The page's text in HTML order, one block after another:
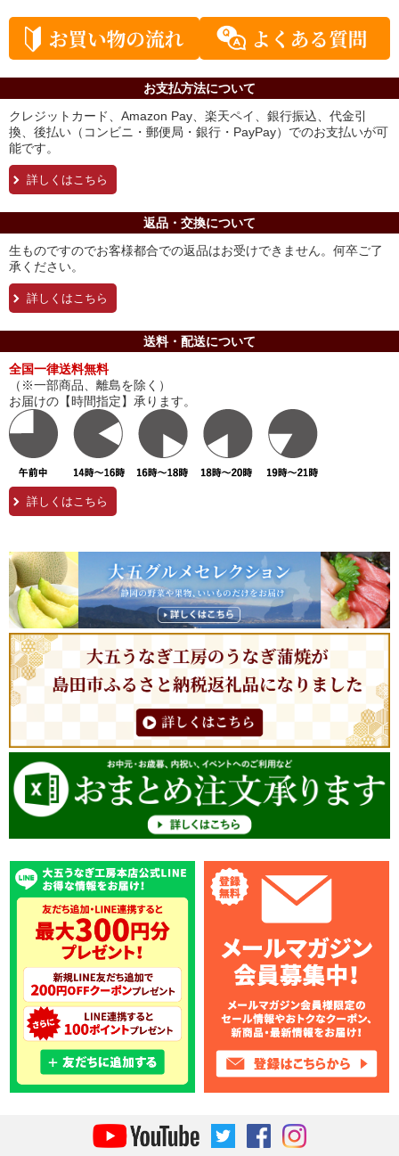
お支払方法について
クレジットカード、Amazon Pay、楽天ペイ、銀行振込、代金引
換、後払い（コンビニ・郵便局・銀行・PayPay）でのお支払いが可
能です。
詳しくはこちら
返品・交換について
生ものですのでお客様都合での返品はお受けできません。何卒ご了
承ください。
詳しくはこちら
送料・配送について
全国一律送料無料
（※一部商品、離島を除く）
お届けの【時間指定】承ります。
詳しくはこちら